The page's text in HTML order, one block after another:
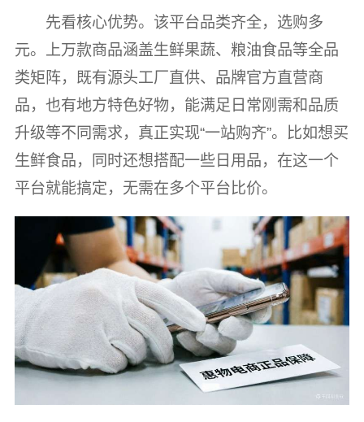
先看核心优势。该平台品类齐全，选购多
元。上万款商品涵盖生鲜果蔬、粮油食品等全品
类矩阵，既有源头工厂直供、品牌官方直营商
品，也有地方特色好物，能满足日常刚需和品质
升级等不同需求，真正实现“一站购齐”。比如想买
生鲜食品，同时还想搭配一些日用品，在这一个
平台就能搞定，无需在多个平台比价。